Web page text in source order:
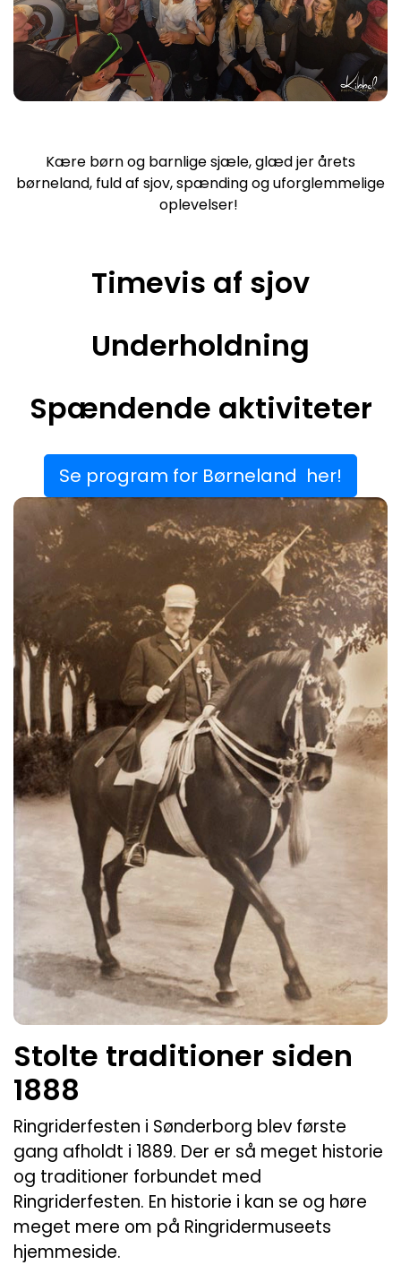
Kære børn og barnlige sjæle, glæd jer årets
børneland, fuld af sjov, spænding og uforglemmelige
oplevelser!
Timevis af sjov
Underholdning
Spændende aktiviteter
Se program for Børneland her!
Stolte traditioner siden
1888
Ringriderfesten i Sønderborg blev første
gang afholdt i 1889. Der er så meget historie
og traditioner forbundet med
Ringriderfesten. En historie i kan se og høre
meget mere om på Ringridermuseets
hjemmeside.